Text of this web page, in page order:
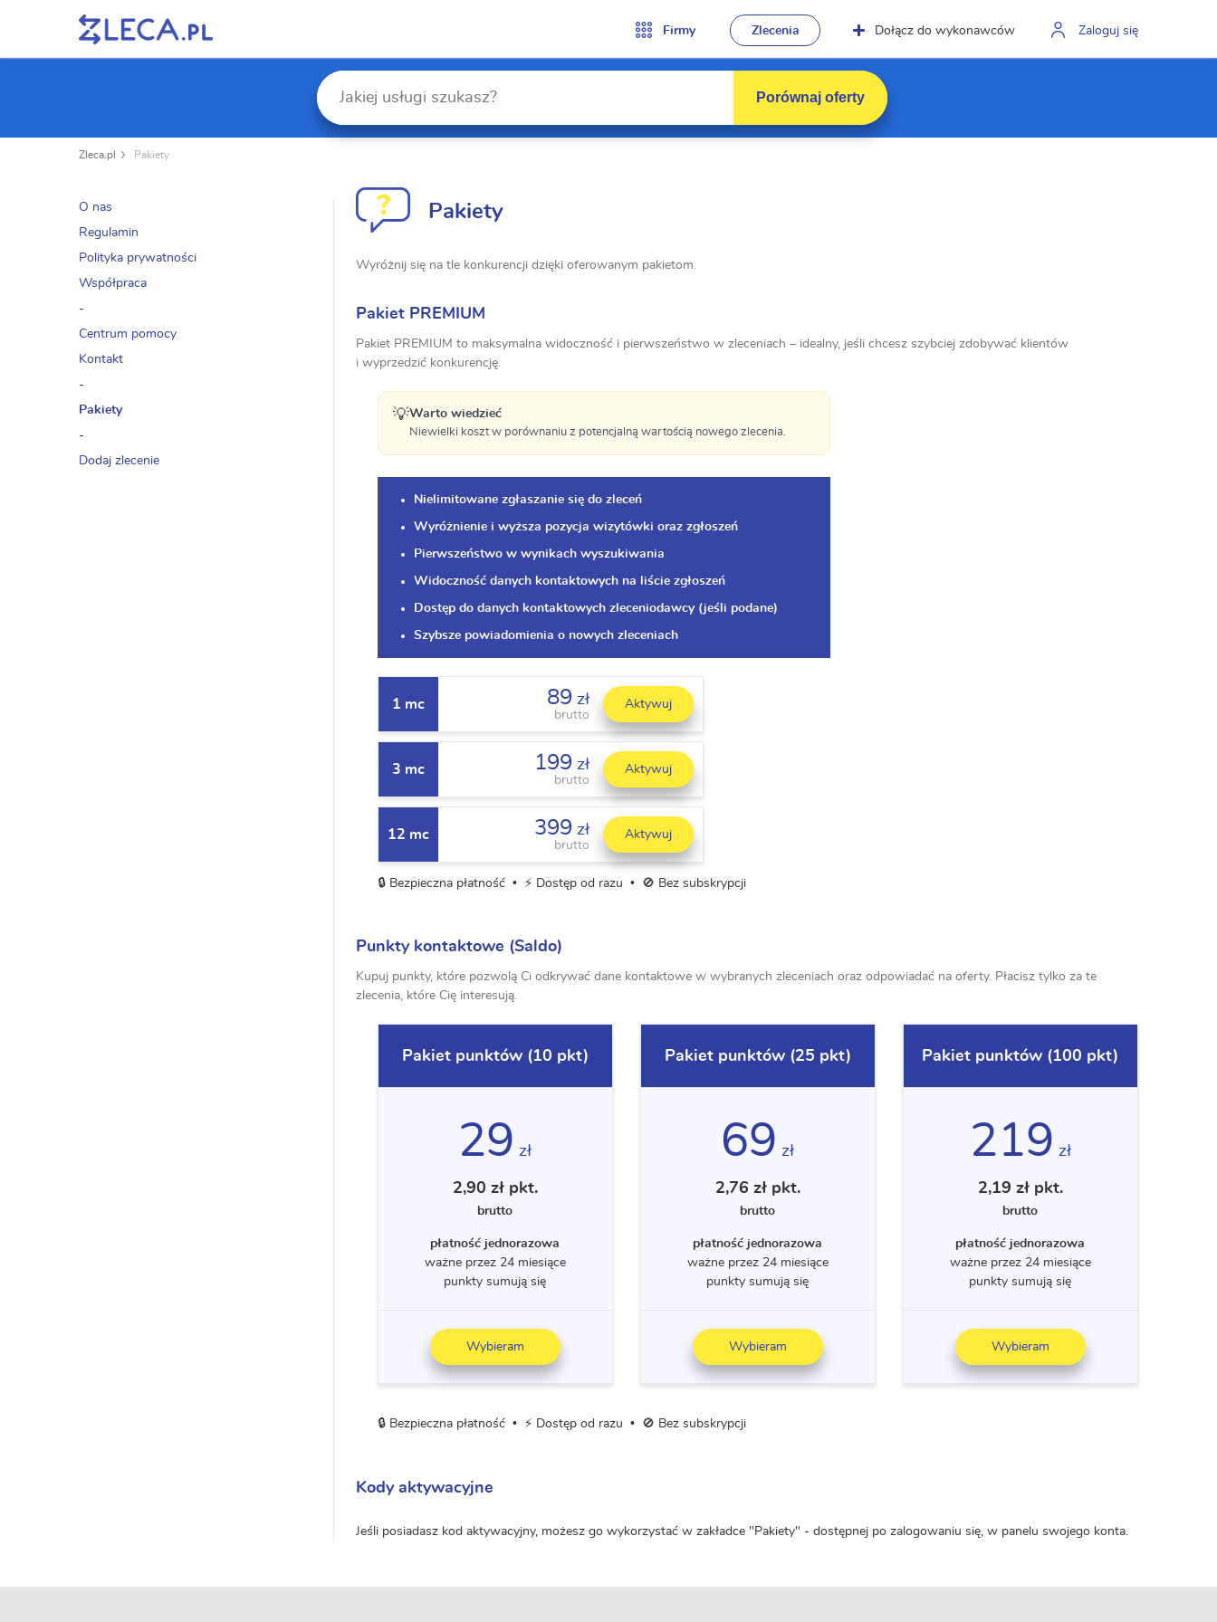
Firmy Zlecenia Dołącz do wykonawców Zaloguj się
Porównaj oferty
Zleca.pl Pakiety
Pakiety
Wyróżnij się na tle konkurencji dzięki oferowanym pakietom.
Pakiet PREMIUM
Pakiet PREMIUM to maksymalna widoczność i pierwszeństwo w zleceniach – idealny, jeśli chcesz szybciej zdobywać klientów
i wyprzedzić konkurencję.
💡Warto wiedzieć
Niewielki koszt w porównaniu z potencjalną wartością nowego zlecenia.
Nielimitowane zgłaszanie się do zleceń
Wyróżnienie i wyższa pozycja wizytówki oraz zgłoszeń
Pierwszeństwo w wynikach wyszukiwania
Widoczność danych kontaktowych na liście zgłoszeń
Dostęp do danych kontaktowych zleceniodawcy (jeśli podane)
Szybsze powiadomienia o nowych zleceniach
1 mc 89 zł
brutto
Aktywuj
3 mc 199 zł
brutto
Aktywuj
12 mc 399 zł
brutto
Aktywuj
🔒 Bezpieczna płatność • ⚡ Dostęp od razu • 🚫 Bez subskrypcji
Punkty kontaktowe (Saldo)
Kupuj punkty, które pozwolą Ci odkrywać dane kontaktowe w wybranych zleceniach oraz odpowiadać na oferty. Płacisz tylko za te
zlecenia, które Cię interesują.
Pakiet punktów (10 pkt)
29 zł
2,90 zł pkt.
brutto
płatność jednorazowa
ważne przez 24 miesiące
punkty sumują się
Wybieram
Pakiet punktów (25 pkt)
69 zł
2,76 zł pkt.
brutto
płatność jednorazowa
ważne przez 24 miesiące
punkty sumują się
Wybieram
Pakiet punktów (100 pkt)
219 zł
2,19 zł pkt.
brutto
płatność jednorazowa
ważne przez 24 miesiące
punkty sumują się
Wybieram
🔒 Bezpieczna płatność • ⚡ Dostęp od razu • 🚫 Bez subskrypcji
Kody aktywacyjne
Jeśli posiadasz kod aktywacyjny, możesz go wykorzystać w zakładce "Pakiety" - dostępnej po zalogowaniu się, w panelu swojego konta.
O nas
Regulamin
Polityka prywatności
Współpraca
-
Centrum pomocy
Kontakt
-
Pakiety
-
Dodaj zlecenie